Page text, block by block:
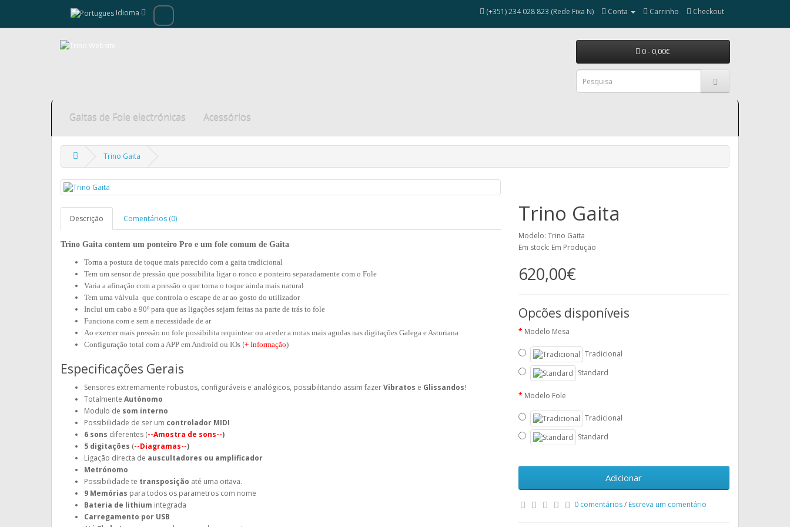
Idioma (+351) 234 028 823 (Rede Fixa N) Conta Carrinho Checkout
0 - 0,00€
Gaitas de Fole electrónicas Acessórios
Trino Gaita
Descrição Comentários (0)
Trino Gaita contem um ponteiro Pro e um fole comum de Gaita
Torna a postura de toque mais parecido com a gaita tradicional
Tem um sensor de pressão que possibilita ligar o ronco e ponteiro separadamente com o Fole
Varia a afinação com a pressão o que torna o toque ainda mais natural
Tem uma válvula que controla o escape de ar ao gosto do utilizador
Inclui um cabo a 90º para que as ligações sejam feitas na parte de trás to fole
Funciona com e sem a necessidade de ar
Ao exercer mais pressão no fole possibilita requintear ou aceder a notas mais agudas nas digitações Galega e Asturiana
Configuração total com a APP em Android ou IOs (+ Informação)
Especificações Gerais
Sensores extremamente robustos, configuráveis e analógicos, possibilitando assim fazerVibratos e Glissandos!
Totalmente Autónomo
Modulo de som interno
Possibilidade de ser um controlador MIDI
6 sons diferentes (--Amostra de sons--)
5 digitações (--Diagramas--)
Ligação directa de auscultadores ou amplificador
Metrónomo
Possibilidade te transposição até uma oitava.
9 Memórias para todos os parametros com nome
Bateria de lithium integrada
Carregamento por USB
Trino Gaita
Modelo: Trino Gaita
Em stock: Em Produção
620,00€
Opcões disponíveis
Modelo Mesa
Tradicional
Standard
Modelo Fole
Tradicional
Standard
Adicionar
0 comentários/ Escreva um comentário